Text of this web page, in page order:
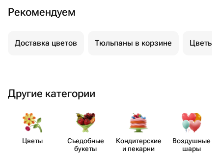
Рекомендуем
Доставка цветов Тюльпаны в корзине Цветы
Другие категории
Цветы
Съедобные
букеты
Кондит​ерские
и пекарни
Воздушные
шары